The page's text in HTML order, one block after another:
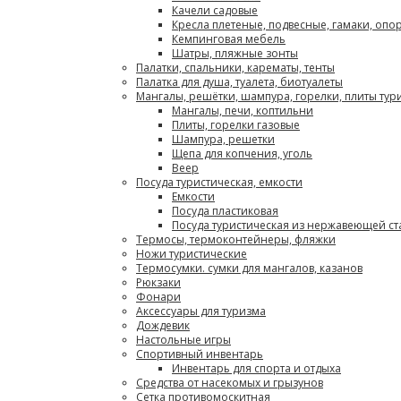
Качели садовые
Кресла плетеные, подвесные, гамаки,
Кемпинговая мебель
Шатры, пляжные зонты
Палатки, спальники, карематы, тенты
Палатка для душа, туалета, биотуалеты
Мангалы, решётки, шампура, горелки, плиты
Мангалы, печи, коптильни
Плиты, горелки газовые
Шампура, решетки
Щепа для копчения, уголь
Веер
Посуда туристическая, емкости
Емкости
Посуда пластиковая
Посуда туристическая из нержавеющей
Термосы, термоконтейнеры, фляжки
Ножи туристические
Термосумки. сумки для мангалов, казанов
Рюкзаки
Фонари
Аксессуары для туризма
Дождевик
Настольные игры
Спортивный инвентарь
Инвентарь для спорта и отдыха
Средства от насекомых и грызунов
Сетка противомоскитная